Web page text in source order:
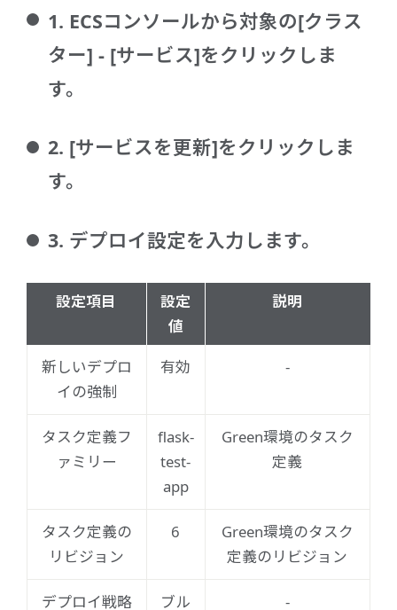
1. ECSコンソールから対象の[クラス
ター] - [サービス]をクリックしま
す。
2. [サービスを更新]をクリックしま
す。
3. デプロイ設定を入力します。
設定項目
設定
値
説明
新しいデプロ
イの強制
有効 -
タスク定義フ
ァミリー
flask-
test-
app
Green環境のタスク
定義
タスク定義の
リビジョン
6
Green環境のタスク
定義のリビジョン
デプロイ戦略 ブル -